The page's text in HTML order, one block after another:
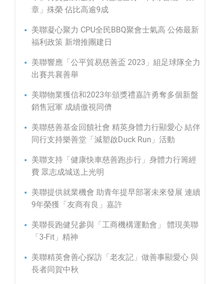
章」殊榮 佔比高逾9成
美聯凝心聚力 CPU全民BBQ聚會士氣高 公佈最新
福利政策 新增推團建日
美聯響應「公平貿易慈善盃 2023」組足球隊全力
出賽共襄善舉
美聯物業獲信和2023年頒獎禮嘉許勇奪多個新盤
銷售冠軍 成績傲視同儕
美聯慈善基金回饋社會 精英身體力行顯愛心 結伴
同行支持樂善堂「減塑啟Duck Run」活動
美聯支持「健康快車慈善跑步行」身體力行籌經
費 眾志成城送上光明
美聯提供就業機會 助青年提早部署未來發展 連續
9年榮獲「友商有良」嘉許
美聯長跑健兒參與「工商機構運動會」 體現美聯
「3-Fit」精神
美聯精英會善心探訪「老友記」做善事顯愛心 與
長者同賀中秋